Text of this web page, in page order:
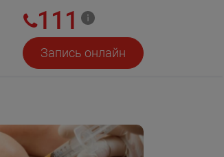
111
Запись онлайн